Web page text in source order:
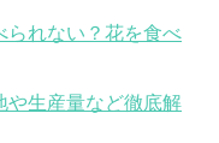
られない？花を食べ
や生産量など徹底解